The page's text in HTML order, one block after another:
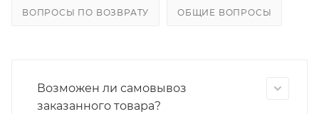
ВОПРОСЫ ПО ВОЗВРАТУ ОБЩИЕ ВОПРОСЫ
Возможен ли самовывоз
заказанного товара?